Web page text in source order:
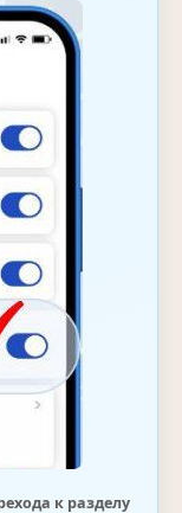
к разделу